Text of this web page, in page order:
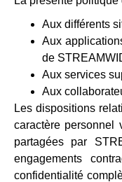
Aux différents
Aux
de
Aux services
Aux
Les dispositions
caractère personnel
partagées par
engagements
confidentialité